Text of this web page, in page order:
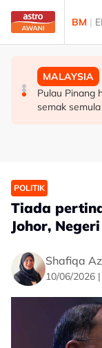
Skip to main content
BM |
DUNIA
Syarikat
peluru
SUKAN
Hakim Danish
depan
MALAYSIA
Pulau Pinang
semak
POLITIK
Tiada
Johor,
Shafiqa
10/06/2026